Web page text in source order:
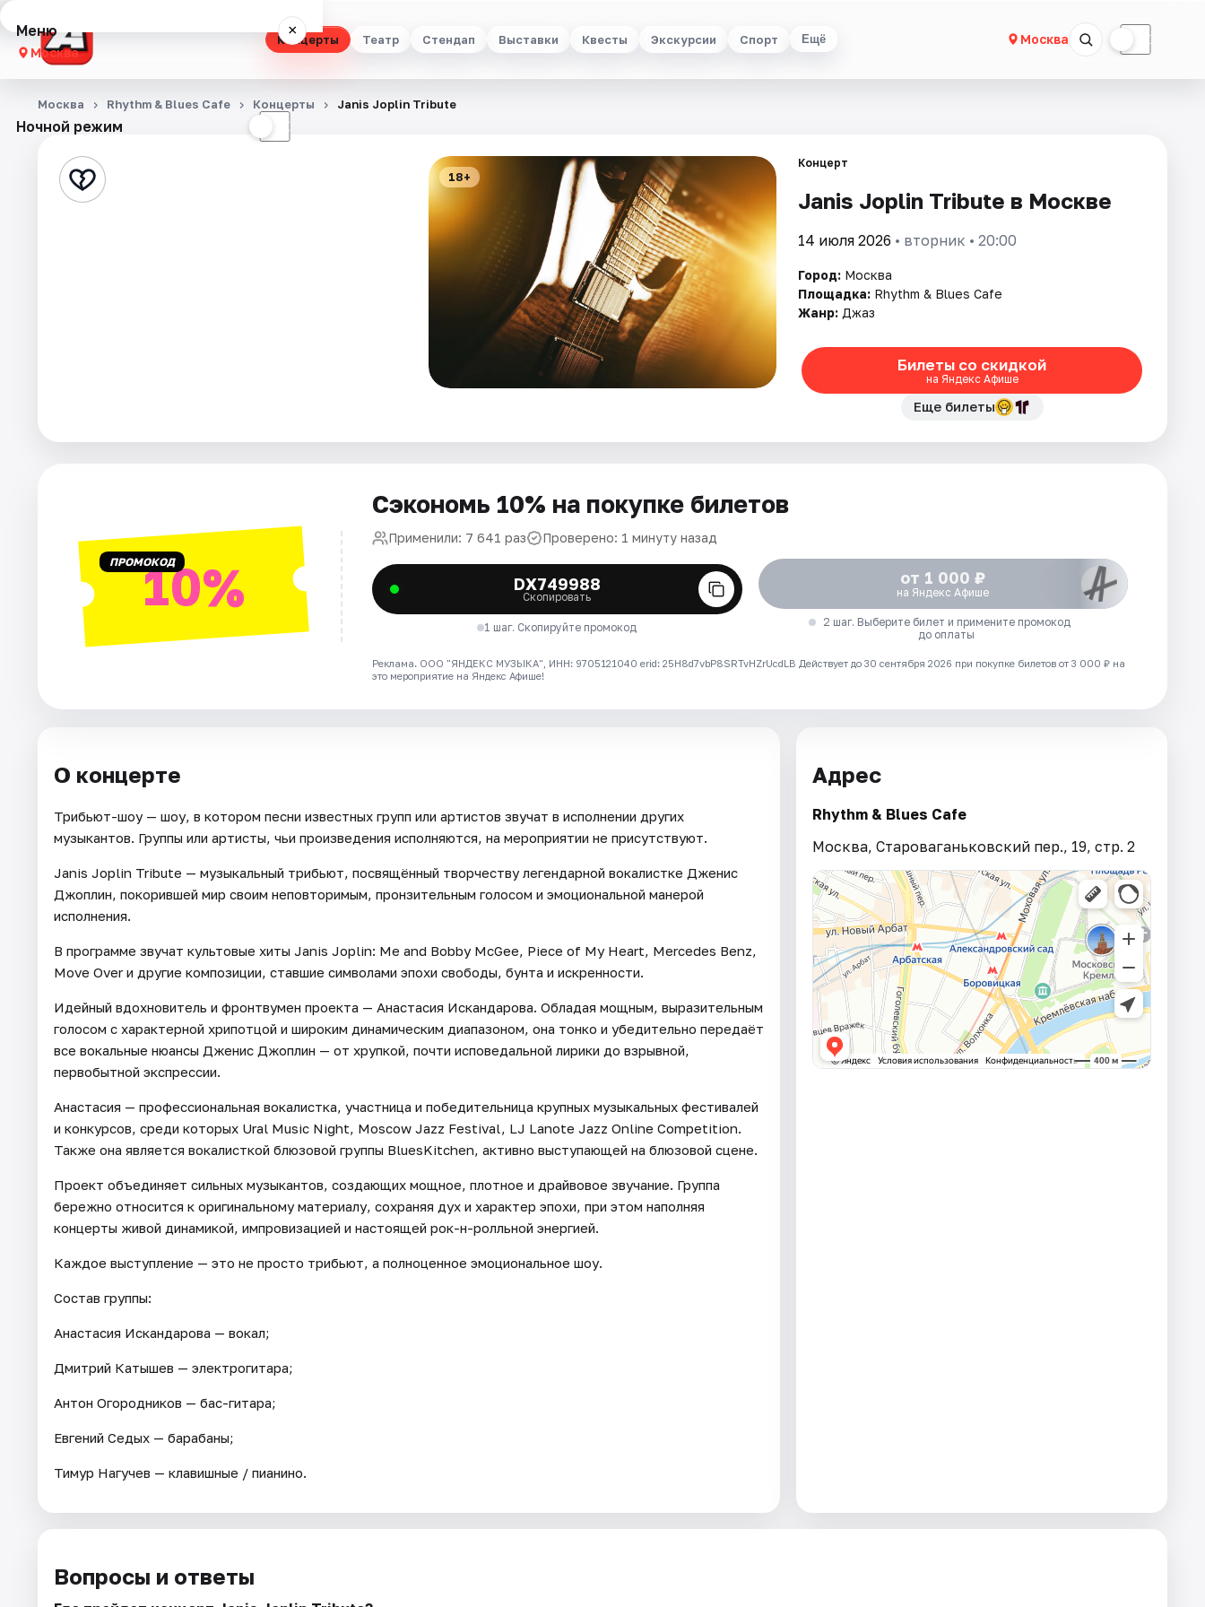
Концерты Театр Стендап Выставки Квесты Экскурсии Спорт Ещё Москва ☾
Меню ×
Москва
Концерты
Стендап
Рейтинги
Ночной режим ☾
Москва Rhythm & Blues Cafe Концерты Janis Joplin Tribute
18+
Концерт
Janis Joplin Tribute в Москве
14 июля 2026 • вторник • 20:00
Город: Москва
Площадка: Rhythm & Blues Cafe
Жанр: Джаз
Билеты со скидкой
на Яндекс Афише
Еще билеты
ПРОМОКОД10%
Сэкономь 10% на покупке билетов
Применили: 7 641 раз Проверено: 1 минуту назад
DX749988
Скопировать
1 шаг. Скопируйте промокод
от 1 000 ₽
на Яндекс Афише
2 шаг. Выберите билет и примените промокод
до оплаты
Реклама. ООО "ЯНДЕКС МУЗЫКА", ИНН: 9705121040 erid: 25H8d7vbP8SRTvHZrUcdLB Действует до 30 сентября 2026 при покупке билетов от 3 000 ₽ на
это мероприятие на Яндекс Афише!
О концерте
Трибьют-шоу — шоу, в котором песни известных групп или артистов звучат в исполнении других
музыкантов. Группы или артисты, чьи произведения исполняются, на мероприятии не присутствуют.
Janis Joplin Tribute — музыкальный трибьют, посвящённый творчеству легендарной вокалистке Дженис
Джоплин, покорившей мир своим неповторимым, пронзительным голосом и эмоциональной манерой
исполнения.
В программе звучат культовые хиты Janis Joplin: Me and Bobby McGee, Piece of My Heart, Mercedes Benz,
Move Over и другие композиции, ставшие символами эпохи свободы, бунта и искренности.
Идейный вдохновитель и фронтвумен проекта — Анастасия Искандарова. Обладая мощным, выразительным
голосом с характерной хрипотцой и широким динамическим диапазоном, она тонко и убедительно передаёт
все вокальные нюансы Дженис Джоплин — от хрупкой, почти исповедальной лирики до взрывной,
первобытной экспрессии.
Анастасия — профессиональная вокалистка, участница и победительница крупных музыкальных фестивалей
и конкурсов, среди которых Ural Music Night, Moscow Jazz Festival, LJ Lanote Jazz Online Competition.
Также она является вокалисткой блюзовой группы BluesKitchen, активно выступающей на блюзовой сцене.
Проект объединяет сильных музыкантов, создающих мощное, плотное и драйвовое звучание. Группа
бережно относится к оригинальному материалу, сохраняя дух и характер эпохи, при этом наполняя
концерты живой динамикой, импровизацией и настоящей рок-н-ролльной энергией.
Каждое выступление — это не просто трибьют, а полноценное эмоциональное шоу.
Состав группы:
Анастасия Искандарова — вокал;
Дмитрий Катышев — электрогитара;
Антон Огородников — бас-гитара;
Евгений Седых — барабаны;
Тимур Нагучев — клавишные / пианино.
Адрес
Rhythm & Blues Cafe
Москва, Староваганьковский пер., 19, стр. 2
Вопросы и ответы